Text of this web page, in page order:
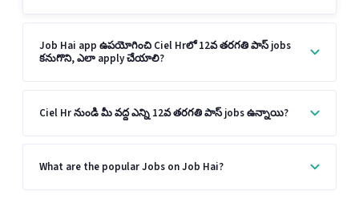
Job Hai app ఉపయోగించి Ciel Hrలో 12వ తరగతి పాస్ jobs
కనుగొని, ఎలా apply చేయాలి?
Ciel Hr నుండి మీ వద్ద ఎన్ని 12వ తరగతి పాస్ jobs ఉన్నాయి?
What are the popular Jobs on Job Hai?